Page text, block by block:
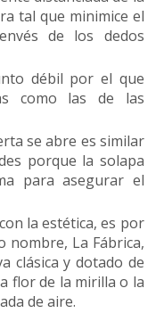
tal que minimice el
de los dedos
débil por el que
como las de las
se abre es similar
porque la solapa
para asegurar el
la estética, es por
nombre, La Fábrica,
clásica y dotado de
flor de la mirilla o la
de aire.